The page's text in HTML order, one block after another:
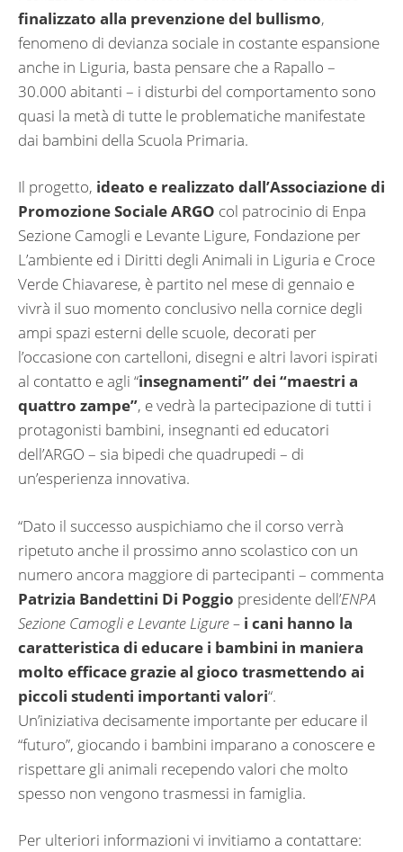
finalizzato alla prevenzione del bullismo,
fenomeno di devianza sociale in costante espansione
anche in Liguria, basta pensare che a Rapallo –
30.000 abitanti – i disturbi del comportamento sono
quasi la metà di tutte le problematiche manifestate
dai bambini della Scuola Primaria.
Il progetto, ideato e realizzato dall’Associazione di
Promozione Sociale ARGO col patrocinio di Enpa
Sezione Camogli e Levante Ligure, Fondazione per
L’ambiente ed i Diritti degli Animali in Liguria e Croce
Verde Chiavarese, è partito nel mese di gennaio e
vivrà il suo momento conclusivo nella cornice degli
ampi spazi esterni delle scuole, decorati per
l’occasione con cartelloni, disegni e altri lavori ispirati
al contatto e agli “insegnamenti” dei “maestri a
quattro zampe”, e vedrà la partecipazione di tutti i
protagonisti bambini, insegnanti ed educatori
dell’ARGO – sia bipedi che quadrupedi – di
un’esperienza innovativa.
“Dato il successo auspichiamo che il corso verrà
ripetuto anche il prossimo anno scolastico con un
numero ancora maggiore di partecipanti – commenta
Patrizia Bandettini Di Poggio presidente dell’ENPA
Sezione Camogli e Levante Ligure – i cani hanno la
caratteristica di educare i bambini in maniera
molto efficace grazie al gioco trasmettendo ai
piccoli studenti importanti valori“.
Un’iniziativa decisamente importante per educare il
“futuro”, giocando i bambini imparano a conoscere e
rispettare gli animali recependo valori che molto
spesso non vengono trasmessi in famiglia.
Per ulteriori informazioni vi invitiamo a contattare: